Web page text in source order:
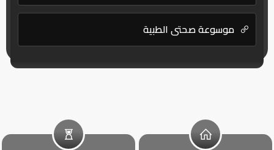
موسوعة صحتي الطبية